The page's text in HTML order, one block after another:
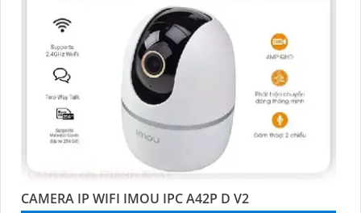
CAMERA IP WIFI IMOU IPC A42P D V2